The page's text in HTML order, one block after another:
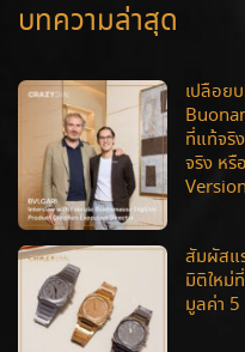
บทความล่าสุด
เปลือย
ที่แท้จริ
จริง หรื
สัมผัสแ
มิติใหม่
มูลค่า 5